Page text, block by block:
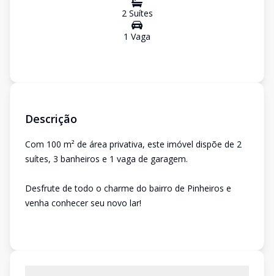
2Suítes
1 Vaga
Descrição
Com 100 m² de área privativa, este imóvel dispõe de 2
suítes, 3 banheiros e 1 vaga de garagem.
Desfrute de todo o charme do bairro de Pinheiros e
venha conhecer seu novo lar!